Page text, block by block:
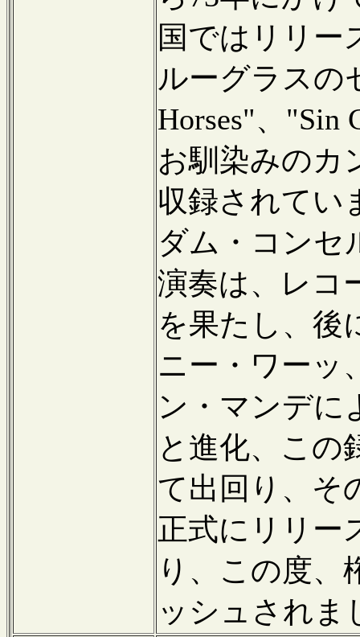
国ではリリー
ルーグラスの
Horses"、"Sin
お馴染みのカ
収録されてい
ダム・コンセ
演奏は、レコ
を果たし、後
ニー・ワーッ
ン・マンデに
と進化、この
て出回り、そ
正式にリリー
り、この度、
ッシュされま